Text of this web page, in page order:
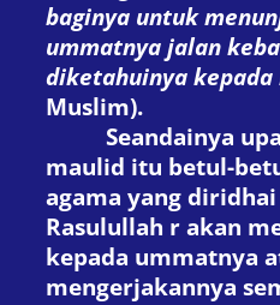
baginya untuk
ummatnya jalan
diketahuinya kepada
Muslim).
Seandainya
maulid itu betul-
agama yang
Rasulullah r akan
kepada ummatnya
mengerjakannya